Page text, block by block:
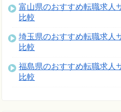
富山県のおすすめ転職求人
比較
埼玉県のおすすめ転職求人
比較
福島県のおすすめ転職求人
比較